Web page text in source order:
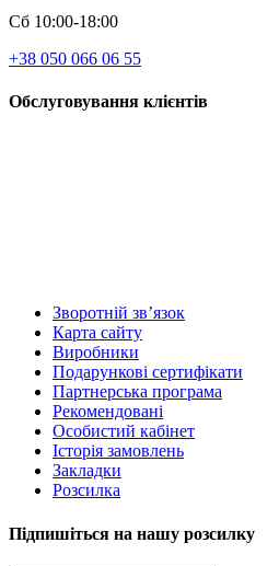
Сб 10:00-18:00
+38 050 066 06 55
Обслуговування клієнтів
Зворотній зв’язок
Карта сайту
Виробники
Подарункові сертифікати
Партнерська програма
Рекомендовані
Особистий кабінет
Історія замовлень
Закладки
Розсилка
Підпишіться на нашу розсилку